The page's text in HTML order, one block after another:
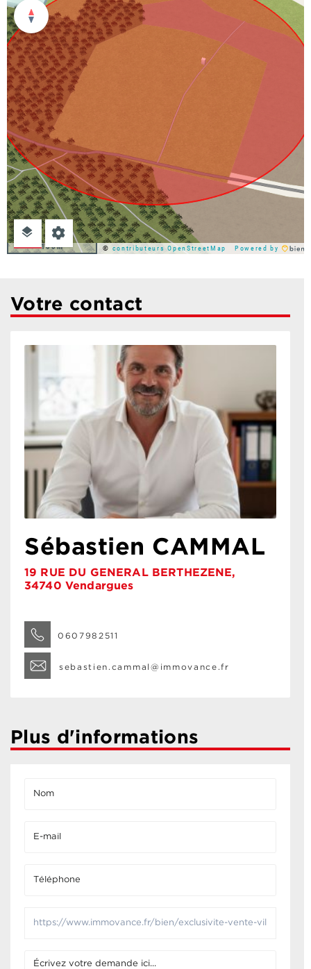
100m © contributeurs OpenStreetMap Powered by
Votre contact
Sébastien CAMMAL
19 RUE DU GENERAL BERTHEZENE,
34740 Vendargues
0607982511
sebastien.cammal@immovance.fr
Plus d'informations